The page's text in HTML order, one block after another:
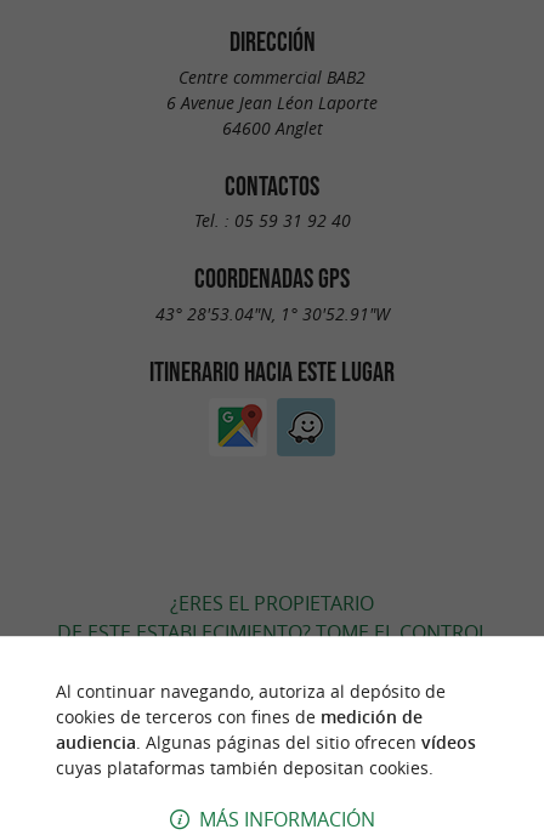
DIRECCIÓN
Centre commercial BAB2
6 Avenue Jean Léon Laporte
64600 Anglet
CONTACTOS
Tel. : 05 59 31 92 40
COORDENADAS GPS
43° 28'53.04"N, 1° 30'52.91"W
ITINERARIO HACIA ESTE LUGAR
¿ERES EL PROPIETARIO
DE ESTE ESTABLECIMIENTO? TOME EL CONTROL
SEGÚN SUS DESEOS...
PARA DESCUBRIRALREDEDOR
Al continuar navegando, autoriza al depósito de
cookies de terceros con fines de medición de
audiencia. Algunas páginas del sitio ofrecen vídeos
cuyas plataformas también depositan cookies.
MÁS INFORMACIÓN